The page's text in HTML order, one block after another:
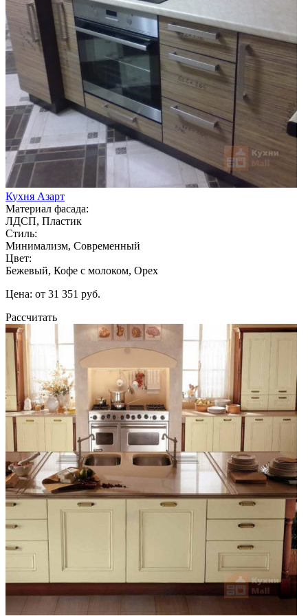
Кухня Азарт
Материал фасада:
ЛДСП, Пластик
Стиль:
Минимализм, Современный
Цвет:
Бежевый, Кофе с молоком, Орех
Цена: от 31 351 руб.
Рассчитать